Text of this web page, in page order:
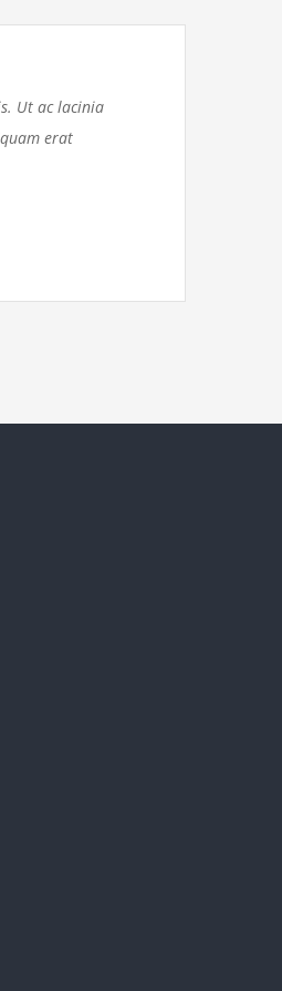
Ut ac lacinia
erat